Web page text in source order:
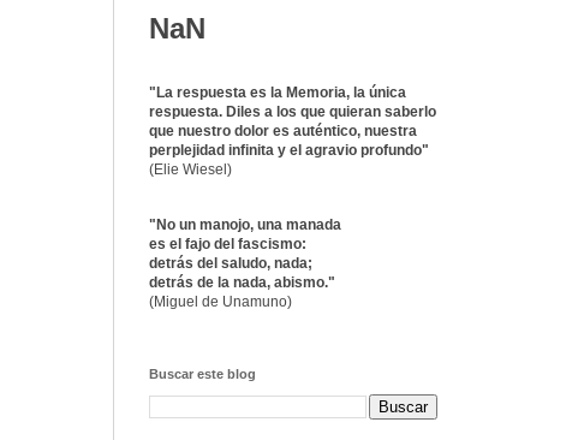
NaN
"La respuesta es la Memoria, la única
respuesta. Diles a los que quieran saberlo
que nuestro dolor es auténtico, nuestra
perplejidad infinita y el agravio profundo"
(Elie Wiesel)
"No un manojo, una manada
es el fajo del fascismo:
detrás del saludo, nada;
detrás de la nada, abismo."
(Miguel de Unamuno)
Buscar este blog